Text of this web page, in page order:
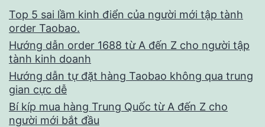
Top 5 sai lầm kinh điển của người mới tập tành
order Taobao.
Hướng dẫn order 1688 từ A đến Z cho người tập
tành kinh doanh
Hướng dẫn tự đặt hàng Taobao không qua trung
gian cực dễ
Bí kíp mua hàng Trung Quốc từ A đến Z cho
người mới bắt đầu